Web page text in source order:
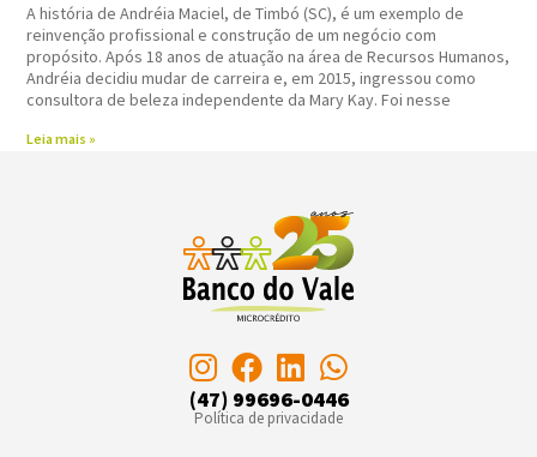
A história de Andréia Maciel, de Timbó (SC), é um exemplo de
reinvenção profissional e construção de um negócio com
propósito. Após 18 anos de atuação na área de Recursos Humanos,
Andréia decidiu mudar de carreira e, em 2015, ingressou como
consultora de beleza independente da Mary Kay. Foi nesse
Leia mais »
(47) 99696-0446
Política de privacidade